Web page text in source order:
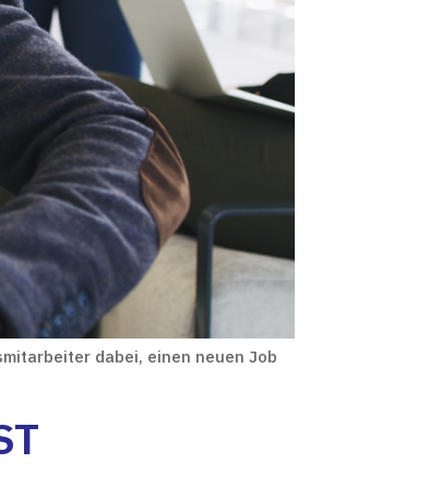
dabei, einen neuen Job
(